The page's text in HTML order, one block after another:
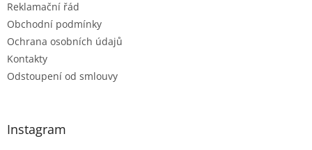
Reklamační řád
Obchodní podmínky
Ochrana osobních údajů
Kontakty
Odstoupení od smlouvy
Instagram